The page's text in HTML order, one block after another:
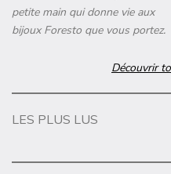
petite main qui donne vie aux
bijoux Foresto que vous portez.
Découvrir
LES PLUS LUS